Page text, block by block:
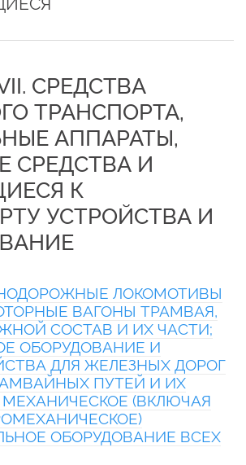
СРЕДСТВА
ТРАНСПОРТА,
АППАРАТЫ,
СРЕДСТВА И
К
УСТРОЙСТВА И
ЛОКОМОТИВЫ
ВАГОНЫ ТРАМВАЯ,
СОСТАВ И ИХ ЧАСТИ;
ОБОРУДОВАНИЕ И
ДЛЯ ЖЕЛЕЗНЫХ ДОРОГ
ПУТЕЙ И ИХ
МЕХАНИЧЕСКОЕ (ВКЛЮЧАЯ
ОБОРУДОВАНИЕ ВСЕХ